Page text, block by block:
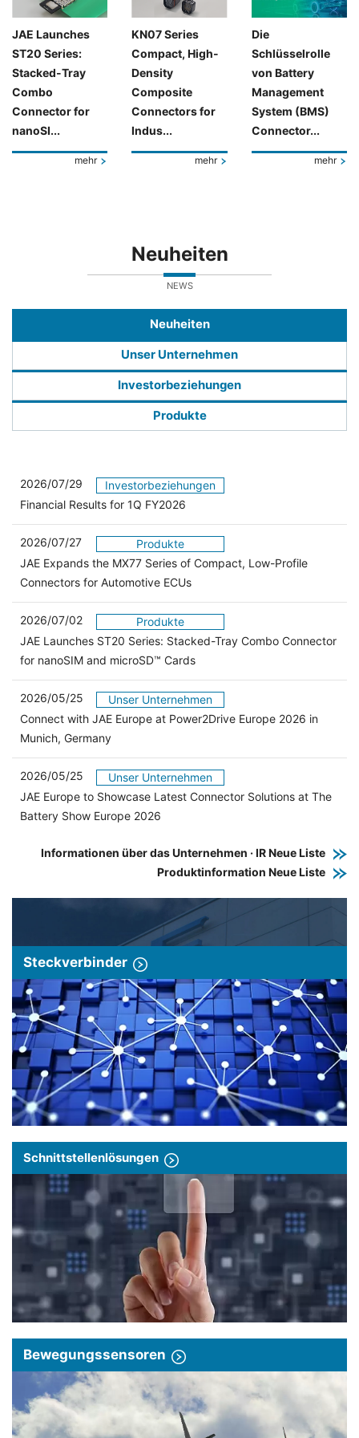
JAE Launches
ST20 Series:
Stacked-Tray
Combo
Connector for
nanoSI...
mehr
KN07 Series
Compact, High-
Density
Composite
Connectors for
Indus...
mehr
Die
Schlüsselrolle
von Battery
Management
System (BMS)
Connector...
mehr
Neuheiten
NEWS
Neuheiten
Unser Unternehmen
Investorbeziehungen
Produkte
2026/07/29
Investorbeziehungen
Financial Results for 1Q FY2026
2026/07/27
Produkte
JAE Expands the MX77 Series of Compact, Low-Profile
Connectors for Automotive ECUs
2026/07/02
Produkte
JAE Launches ST20 Series: Stacked-Tray Combo Connector
for nanoSIM and microSD™ Cards
2026/05/25
Unser Unternehmen
Connect with JAE Europe at Power2Drive Europe 2026 in
Munich, Germany
2026/05/25
Unser Unternehmen
JAE Europe to Showcase Latest Connector Solutions at The
Battery Show Europe 2026
Informationen über das Unternehmen · IR Neue Liste
Produktinformation Neue Liste
Steckverbinder
Schnittstellenlösungen
Bewegungssensoren